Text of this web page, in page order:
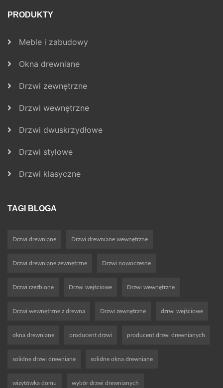
PRODUKTY
Meble i zabudowy
Okna drewniane
Drzwi zewnętrzne
Drzwi wewnętrzne
Drzwi dwuskrzydłowe
Drzwi stylowe
Drzwi klasyczne
TAGI BLOGA
Drzwi drewniane Drzwi drewniane wewnętrzne
Drzwi drewniane zewnętrzne Drzwi nowoczesne
Drzwi rzeźbione Drzwi wejściowe Drzwi wewnętrzne
Drzwi wewnętrzne z drewna Drzwi zewnętrzne dzrwi wejściowe
okna drewniane producent drzwi producent drzwi drewnianych
solidne drzwi drewniane solidne okna drewniane
wizytówka domu wybór drzwi drewnianych